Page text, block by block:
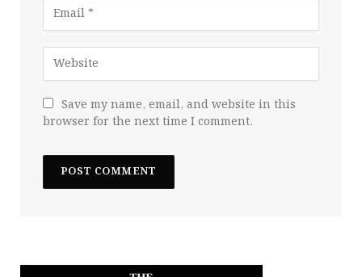
Save my name, email, and website in this
browser for the next time I comment.